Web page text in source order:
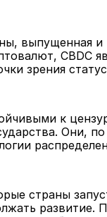
выпущенная и
CBDC
зрения
к
Они,
страны
развитие.